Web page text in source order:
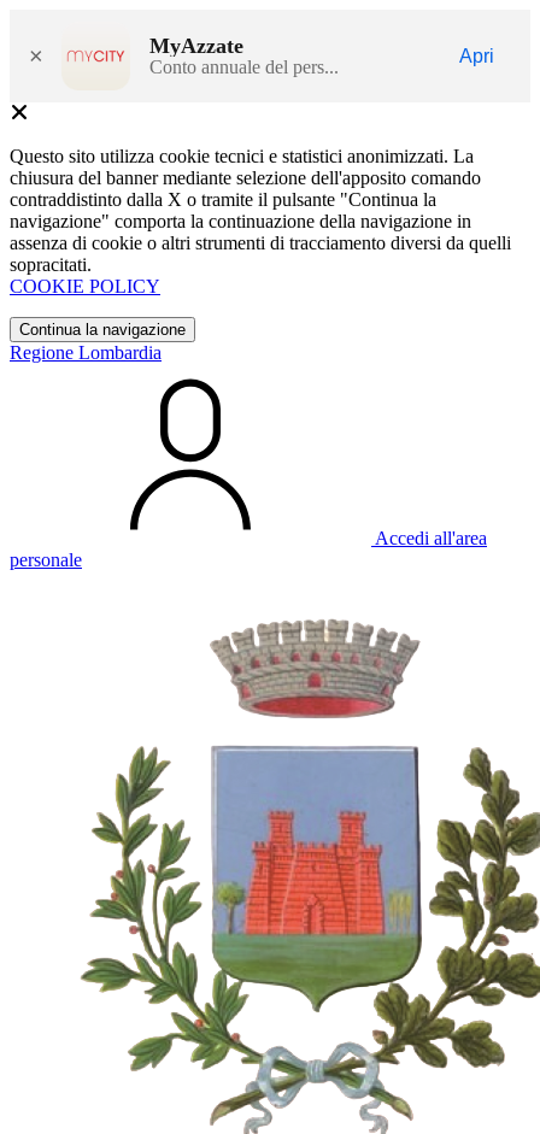
× MyAzzate
Conto annuale del pers...
Apri
Questo sito utilizza cookie tecnici e statistici anonimizzati. La
chiusura del banner mediante selezione dell'apposito comando
contraddistinto dalla X o tramite il pulsante "Continua la
navigazione" comporta la continuazione della navigazione in
assenza di cookie o altri strumenti di tracciamento diversi da quelli
sopracitati.
COOKIE POLICY
Continua la navigazione
Regione Lombardia
Accedi all'area
personale